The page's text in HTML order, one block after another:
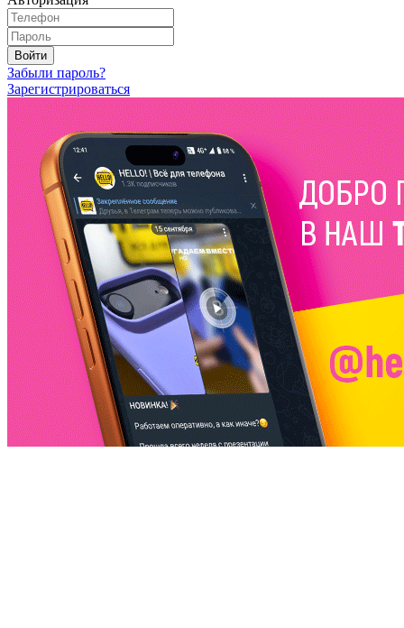
Войти
Забыли пароль?
Зарегистрироваться